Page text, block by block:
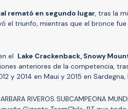
remató en segundo lugar, tras la
el triunfo, mientras que el bronce
el Lake Crackenback, Snowy
anteriores de la competencia,
y 2014 en Maui y 2015 en Sardegna,
RIVEROS SUBCAMPEONA